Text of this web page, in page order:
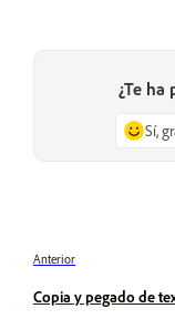
¿Te ha
Sí,
Anterior
Copia y pegado de